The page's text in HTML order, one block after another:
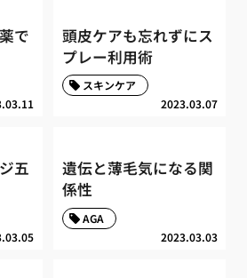
で
頭皮ケアも忘れずにス
プレー利用術
2023.03.07
スキンケア
五
遺伝と薄毛気になる関
係性
2023.03.03
AGA